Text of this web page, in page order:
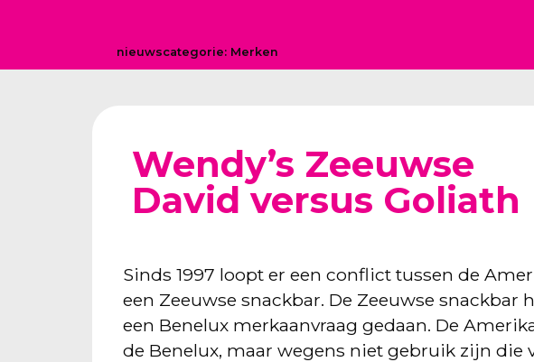
nieuwscategorie: Merken
Wendy’s Zeeuwse
David versus Goliath
Sinds 1997 loopt er een conflict tussen de
een Zeeuwse snackbar. De Zeeuwse snackbar
een Benelux merkaanvraag gedaan. De
de Benelux, maar wegens niet gebruik zijn die